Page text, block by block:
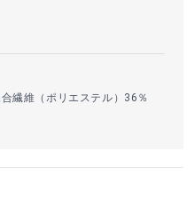
繊維（ポリエステル）36％